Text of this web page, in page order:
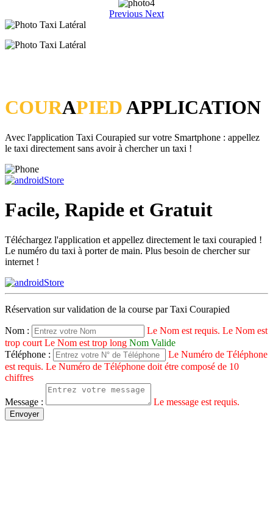
Previous Next
COURAPIEDAPPLICATION
Avec l'application Taxi Courapied sur votre Smartphone : appellez
le taxi directement sans avoir à chercher un taxi !
Facile, Rapide et Gratuit
Téléchargez l'application et appellez directement le taxi courapied !
Le numéro du taxi à porter de main. Plus besoin de chercher sur
internet !
Réservation sur validation de la course par Taxi Courapied
Nom : Le Nom est requis. Le Nom est
trop court Le Nom est trop long Nom Valide
Téléphone :
Le Numéro de Téléphone
est requis. Le Numéro de Téléphone doit étre composé de 10
chiffres
Message : Le message est requis.